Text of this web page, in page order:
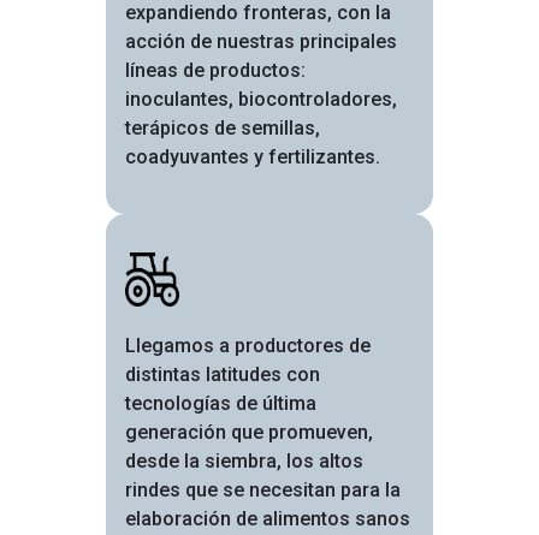
expandiendo fronteras, con la
acción de nuestras principales
líneas de productos:
inoculantes, biocontroladores,
terápicos de semillas,
coadyuvantes y fertilizantes.
Image
Llegamos a productores de
distintas latitudes con
tecnologías de última
generación que promueven,
desde la siembra, los altos
rindes que se necesitan para la
elaboración de alimentos sanos